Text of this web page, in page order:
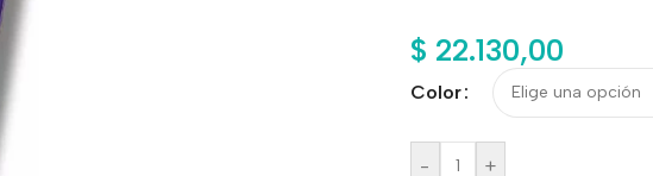
$ 22.130,00
Color
- +